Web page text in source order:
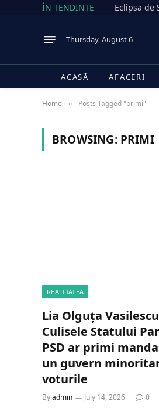
ÎN TENDINȚE
Thursday, August 6
ACASĂ AFACERI
Home » Posts Tagged "primi"
BROWSING: PRIMI
REALITATEA
Lia Olguța
Culisele Statului
PSD ar primi
un guvern
voturile
Byadmin July 14, 2026 0